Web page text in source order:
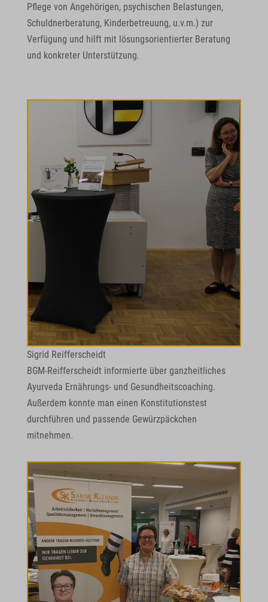
Pflege von Angehörigen, psychischen Belastungen,
Schuldnerberatung, Kinderbetreuung, u.v.m.) zur
Verfügung und hilft mit lösungsorientierter Beratung
und konkreter Unterstützung.
Sigrid Reifferscheidt
BGM-Reifferscheidt informierte über ganzheitliches
Ayurveda Ernährungs- und Gesundheitscoaching.
Außerdem konnte man einen Konstitutionstest
durchführen und passende Gewürzpäckchen
mitnehmen.